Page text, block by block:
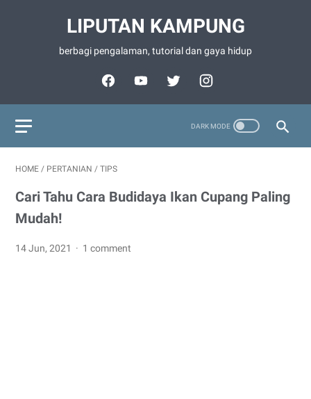
LIPUTAN KAMPUNG
berbagi pengalaman, tutorial dan gaya hidup
HOME / PERTANIAN / TIPS
Cari Tahu Cara Budidaya Ikan Cupang Paling
Mudah!
14 Jun, 2021 1 comment